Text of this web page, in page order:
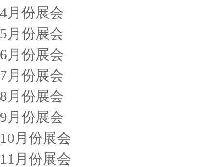
4月份展会
5月份展会
6月份展会
7月份展会
8月份展会
9月份展会
10月份展会
11月份展会